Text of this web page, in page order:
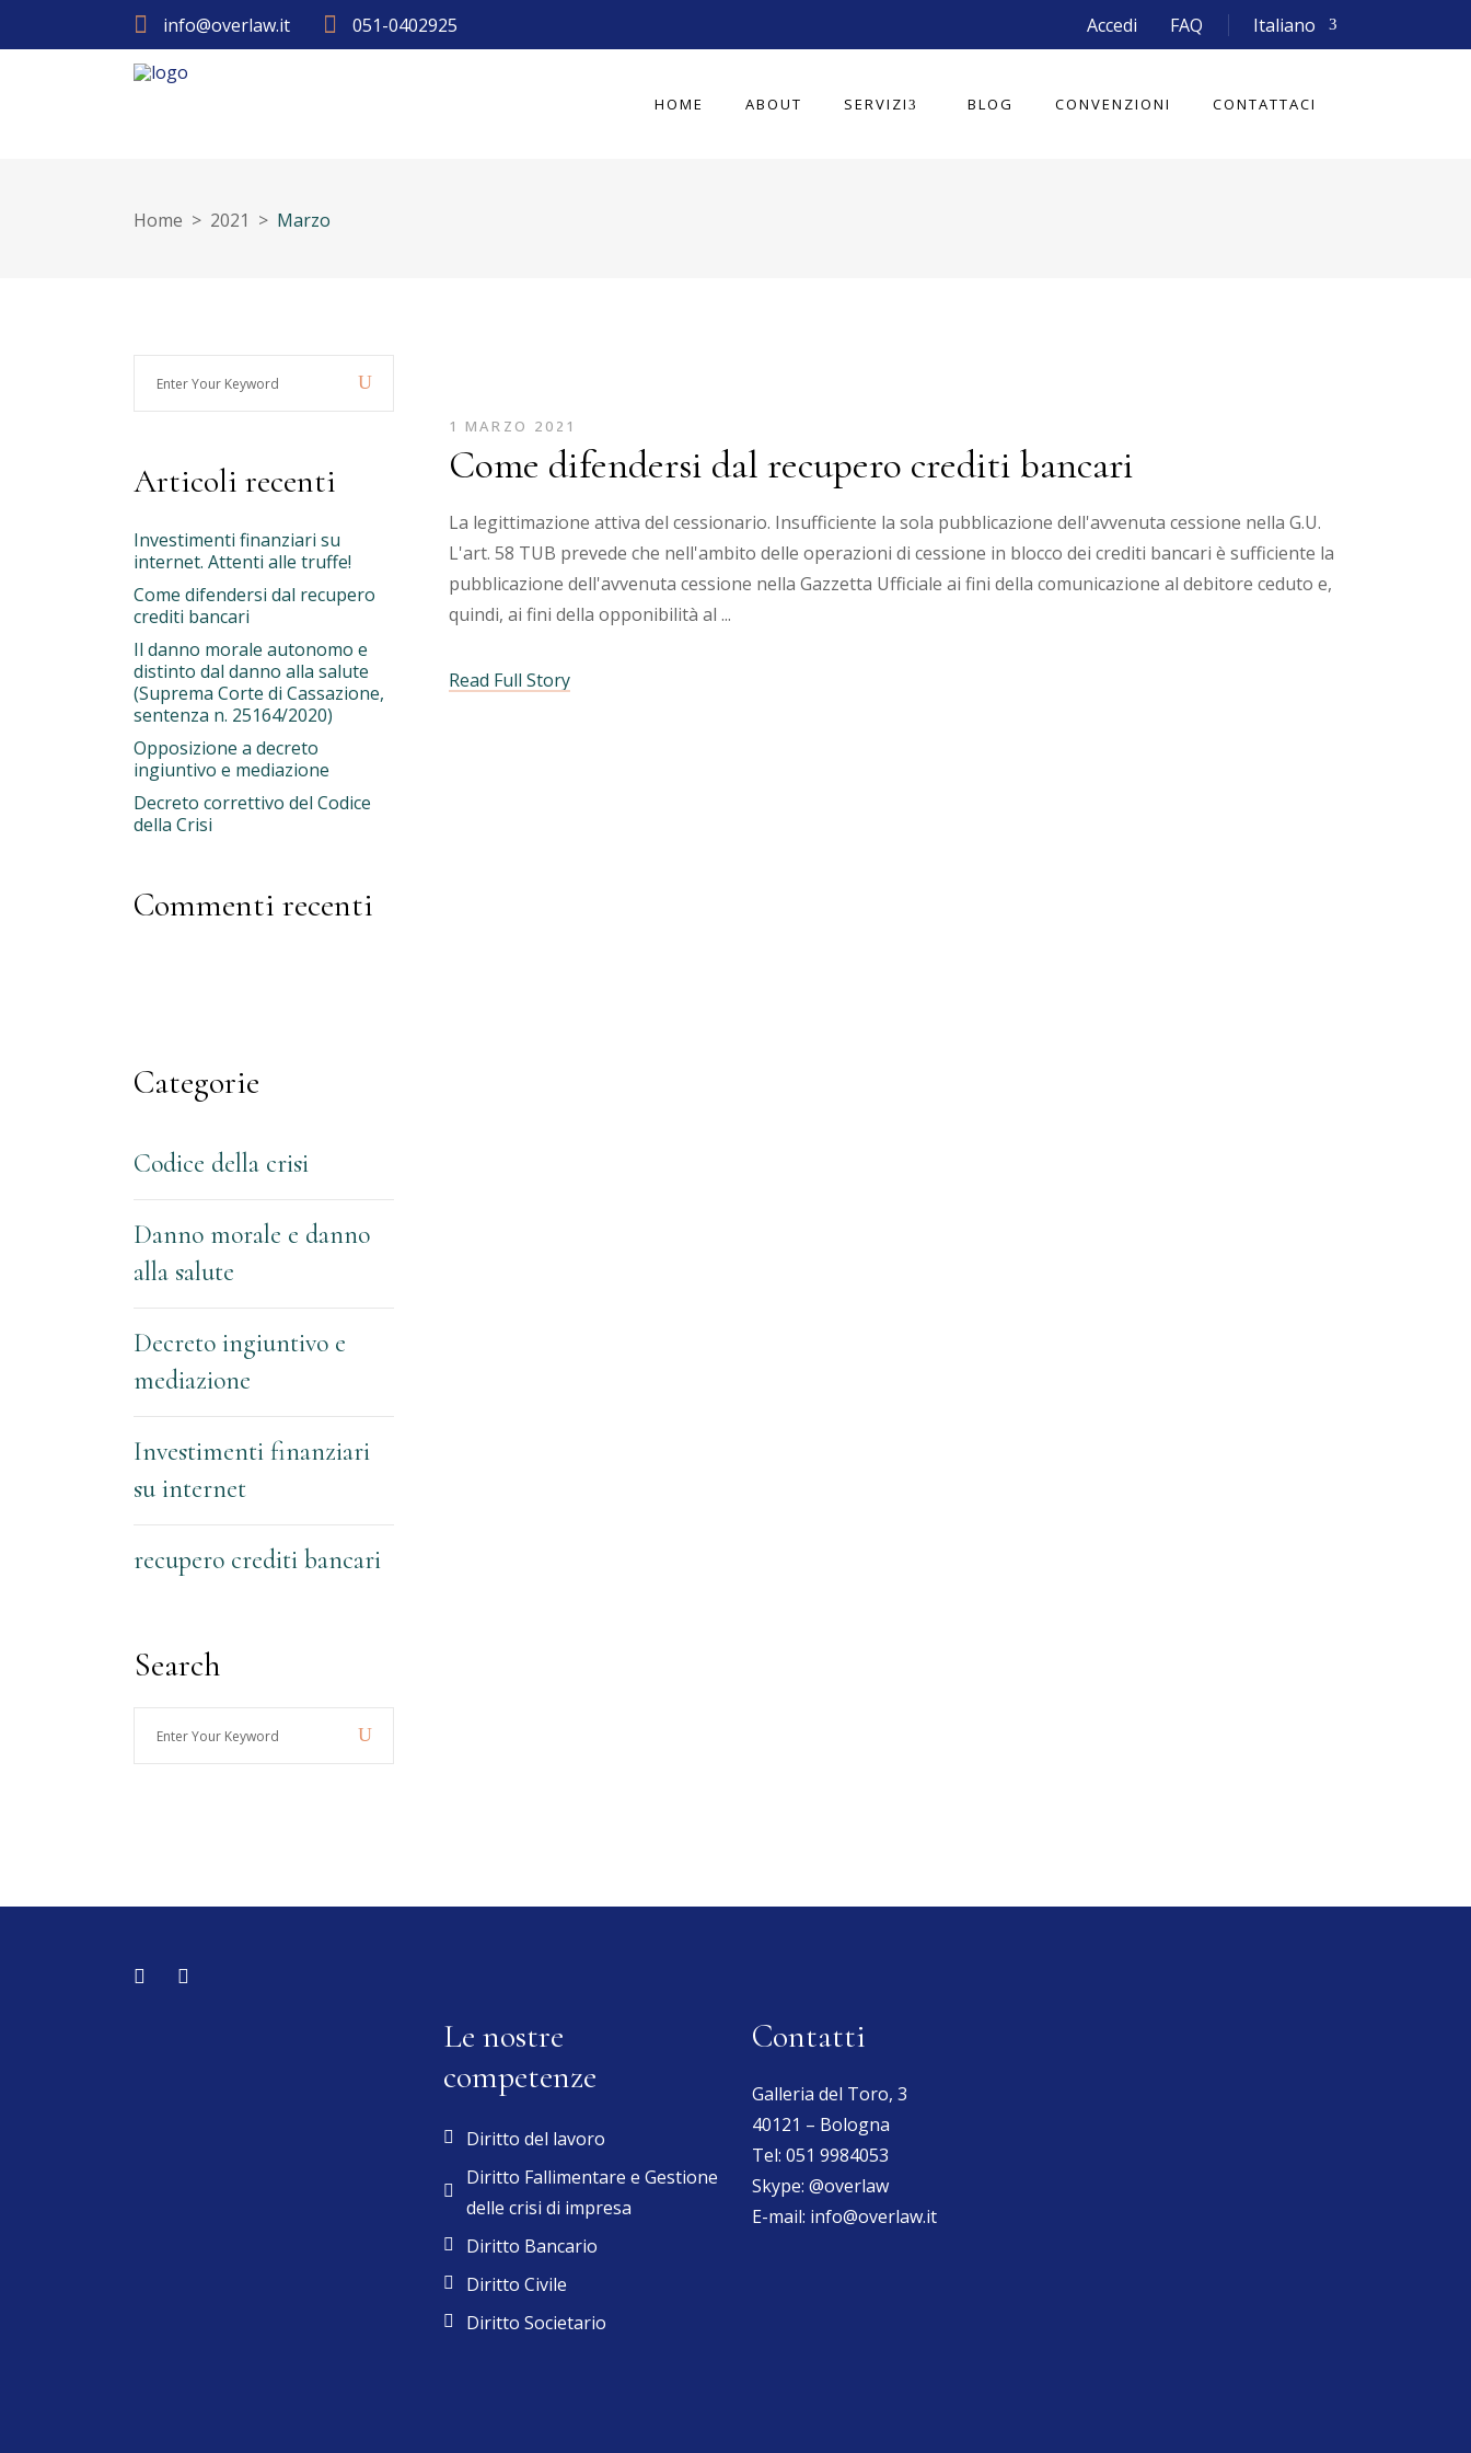
info@overlaw.it 051-0402925 Accedi FAQ Italiano
HOME ABOUT SERVIZI BLOG CONVENZIONI CONTATTACI
Home > 2021 > Marzo
1 MARZO 2021
Come difendersi dal recupero crediti bancari
La legittimazione attiva del cessionario. Insufficiente la sola pubblicazione dell'avvenuta cessione nella G.U.
L'art. 58 TUB prevede che nell'ambito delle operazioni di cessione in blocco dei crediti bancari è sufficiente la
pubblicazione dell'avvenuta cessione nella Gazzetta Ufficiale ai fini della comunicazione al debitore ceduto e,
quindi, ai fini della opponibilità al
Read Full Story
Articoli recenti
Investimenti finanziari su
internet. Attenti alle truffe!
Come difendersi dal recupero
crediti bancari
Il danno morale autonomo e
distinto dal danno alla salute
(Suprema Corte di Cassazione,
sentenza n. 25164/2020)
Opposizione a decreto
ingiuntivo e mediazione
Decreto correttivo del Codice
della Crisi
Commenti recenti
Categorie
Codice della crisi
Danno morale e danno
alla salute
Decreto ingiuntivo e
mediazione
Investimenti finanziari
su internet
recupero crediti bancari
Search
Le nostre
competenze
Diritto del lavoro
Diritto Fallimentare e Gestione
delle crisi di impresa
Diritto Bancario
Diritto Civile
Diritto Societario
Contatti
Galleria del Toro, 3
40121 – Bologna
Tel: 051 9984053
Skype: @overlaw
E-mail: info@overlaw.it